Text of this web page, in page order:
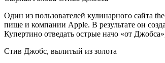
Один из пользователей кулинарного сайта
пище и компании Apple. В результате он
Купертино отведать острые начо «от
Стив Джобс, вылитый из золота